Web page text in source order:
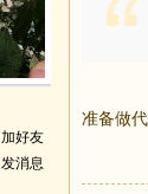
加好友
发消息
准备做